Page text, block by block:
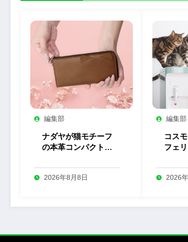
編集部
ナダヤが猫モチーフ
の本革コンパクト長
2026年8月8日
編集部
コス
フェ
始
2026